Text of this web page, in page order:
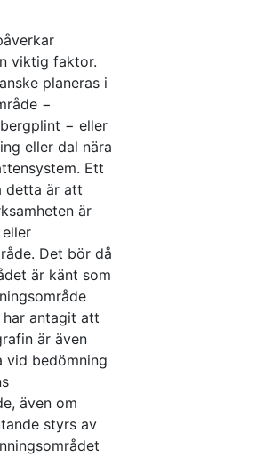
viktig faktor.
planeras i
−
− eller
eller dal nära
Ett
detta är att
är
Det bör då
är känt som
antagit att
är även
bedömning
även om
styrs av